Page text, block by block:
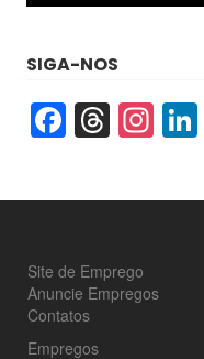
SIGA-NOS
Site de Emprego
Anuncie Empregos
Contatos
Empregos